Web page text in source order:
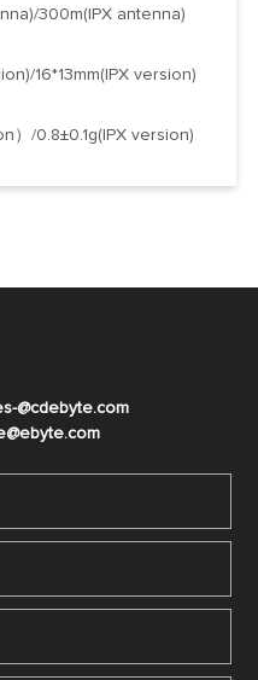
300m(IPX antenna)
16*13mm(IPX version)
）/0.8±0.1g(IPX version)
@cdebyte.com